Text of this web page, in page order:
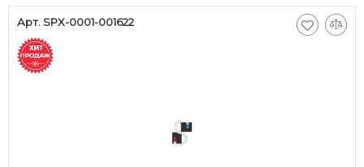
Арт. SPX-0001-001622